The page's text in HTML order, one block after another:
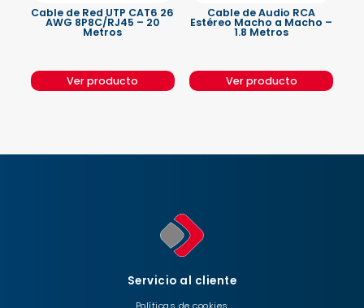
Cable de Red UTP CAT6 26
AWG 8P8C/RJ45 – 20
Metros
Ver producto
Cable de Audio RCA
Estéreo Macho a Macho –
1.8 Metros
Ver producto
Servicio al cliente